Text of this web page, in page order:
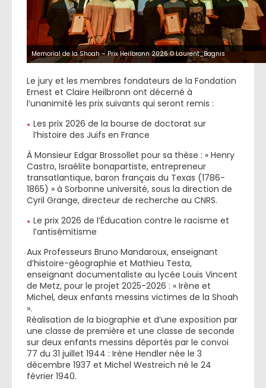
Memorial de la Shoah – Prix Heilbronn 2026 © Laurent_Bagnis
Le jury et les membres fondateurs de la Fondation
Ernest et Claire Heilbronn ont décerné à
l’unanimité les prix suivants qui seront remis :
Les prix 2026 de la bourse de doctorat sur
l’histoire des Juifs en France
À Monsieur Edgar Brossollet pour sa thèse : « Henry
Castro, Israélite bonapartiste, entrepreneur
transatlantique, baron français du Texas (1786-
1865) » à Sorbonne université, sous la direction de
Cyril Grange, directeur de recherche au CNRS.
Le prix 2026 de l’Éducation contre le racisme et
l’antisémitisme
Aux Professeurs Bruno Mandaroux, enseignant
d’histoire-géographie et Mathieu Testa,
enseignant documentaliste au lycée Louis Vincent
de Metz, pour le projet 2025-2026 : « Irène et
Michel, deux enfants messins victimes de la Shoah
».
Réalisation de la biographie et d’une exposition par
une classe de première et une classe de seconde
sur deux enfants messins déportés par le convoi
77 du 31 juillet 1944 : Irène Hendler née le 3
décembre 1937 et Michel Westreich né le 24
février 1940.